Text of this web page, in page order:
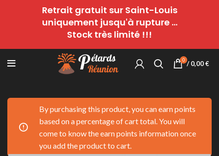
0 / 0,00€
By purchasing this product, you can earn points
based on a percentage of cart total. You will
come to know the earn points information once
you add the product to cart.
Retrait gratuit sur Saint-Louis
uniquement jusqu'à rupture ...
Stock très limité !!!